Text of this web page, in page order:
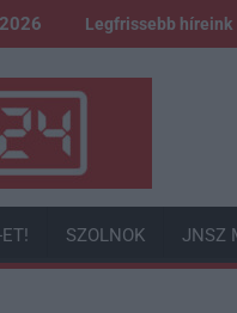
Legfrissebb híreink
SZOLNOK JNSZ